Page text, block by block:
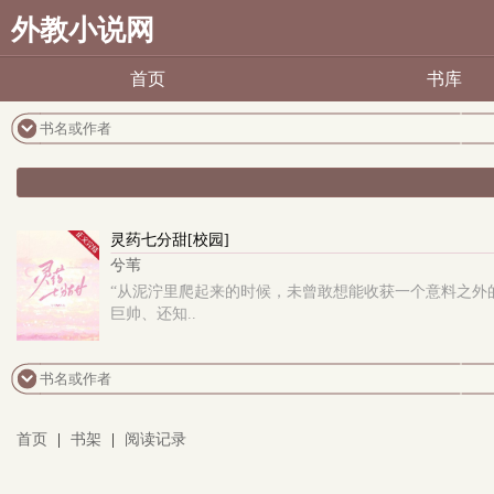
外教小说网
首页 书库
灵药七分甜[校园]
兮苇
“从泥泞里爬起来的时候，未曾敢想能收获一个意料之
巨帅、还知..
首页 书架 阅读记录